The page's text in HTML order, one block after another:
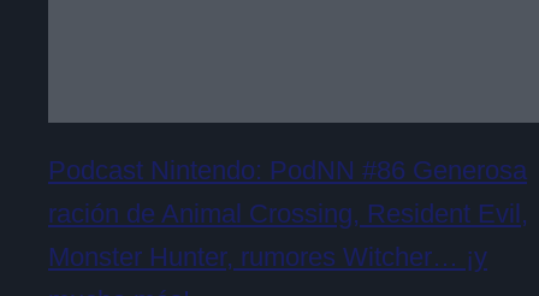
Podcast Nintendo: PodNN #86 Generosa
ración de Animal Crossing, Resident Evil,
Monster Hunter, rumores Witcher… ¡y